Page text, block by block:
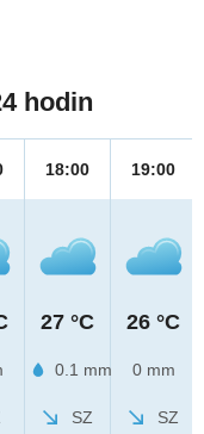
hodin
18:00
27 °C
0.1 mm
SZ
19:00
26 °C
0 mm
SZ